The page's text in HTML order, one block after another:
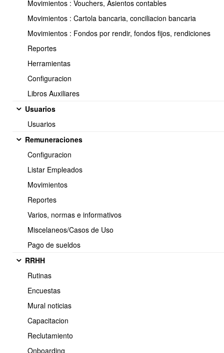
Movimientos : Vouchers, Asientos contables
Movimientos : Cartola bancaria, conciliacion bancaria
Movimientos : Fondos por rendir, fondos fijos, rendiciones
Reportes
Herramientas
Configuracion
Libros Auxiliares
Usuarios
Usuarios
Remuneraciones
Configuracion
Listar Empleados
Movimientos
Reportes
Varios, normas e informativos
Miscelaneos/Casos de Uso
Pago de sueldos
RRHH
Rutinas
Encuestas
Mural noticias
Capacitacion
Reclutamiento
Onboarding
Se debe completar la información en los campos
obligatorios (RUT, Nombres, Apellidos Paternos y
Maternos) y llenar la mayor cantidad de campos que sea
posible. GUARDAR
(Colocar un guión medio "-", cuando no se tenga la
información)